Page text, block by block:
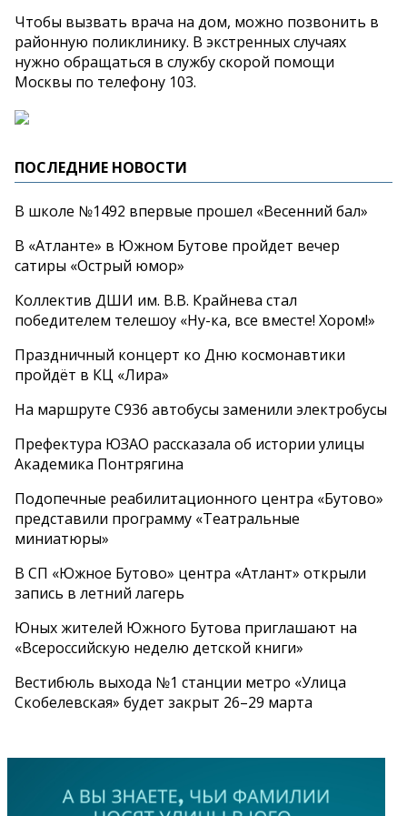
Чтобы вызвать врача на дом, можно позвонить в
районную поликлинику. В экстренных случаях
нужно обращаться в службу скорой помощи
Москвы по телефону 103.
ПОСЛЕДНИЕ НОВОСТИ
В школе №1492 впервые прошел «Весенний бал»
В «Атланте» в Южном Бутове пройдет вечер
сатиры «Острый юмор»
Коллектив ДШИ им. В.В. Крайнева стал
победителем телешоу «Ну-ка, все вместе! Хором!»
Праздничный концерт ко Дню космонавтики
пройдёт в КЦ «Лира»
На маршруте С936 автобусы заменили электробусы
Префектура ЮЗАО рассказала об истории улицы
Академика Понтрягина
Подопечные реабилитационного центра «Бутово»
представили программу «Театральные
миниатюры»
В СП «Южное Бутово» центра «Атлант» открыли
запись в летний лагерь
Юных жителей Южного Бутова приглашают на
«Всероссийскую неделю детской книги»
Вестибюль выхода №1 станции метро «Улица
Скобелевская» будет закрыт 26–29 марта